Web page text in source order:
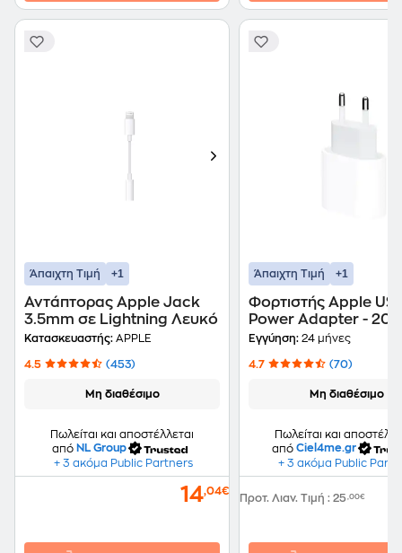
Άπαιχτη Τιμή +1
Αντάπτορας Apple Jack
3.5mm σε Lightning Λευκό
Κατασκευαστής: APPLE
4.5 (453)
Μη διαθέσιμο
Πωλείται και αποστέλλεται
από NL Group
+ 3 ακόμα Public Partners
14,04€
Άπαιχτη Τιμή +1
Φορτιστής Apple
Power Adapter - 20
Λευκό
Εγγύηση: 24 μήνες
4.7 (70)
Μη διαθέσιμο
Πωλείται και
από Ciel4me.gr
+ 3 ακόμα Public
Προτ. Λιαν. Τιμή : 25,00€